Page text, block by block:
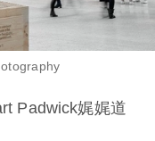
Padwick娓娓道